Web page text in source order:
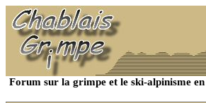
Forum sur la grimpe et le ski-alpinisme